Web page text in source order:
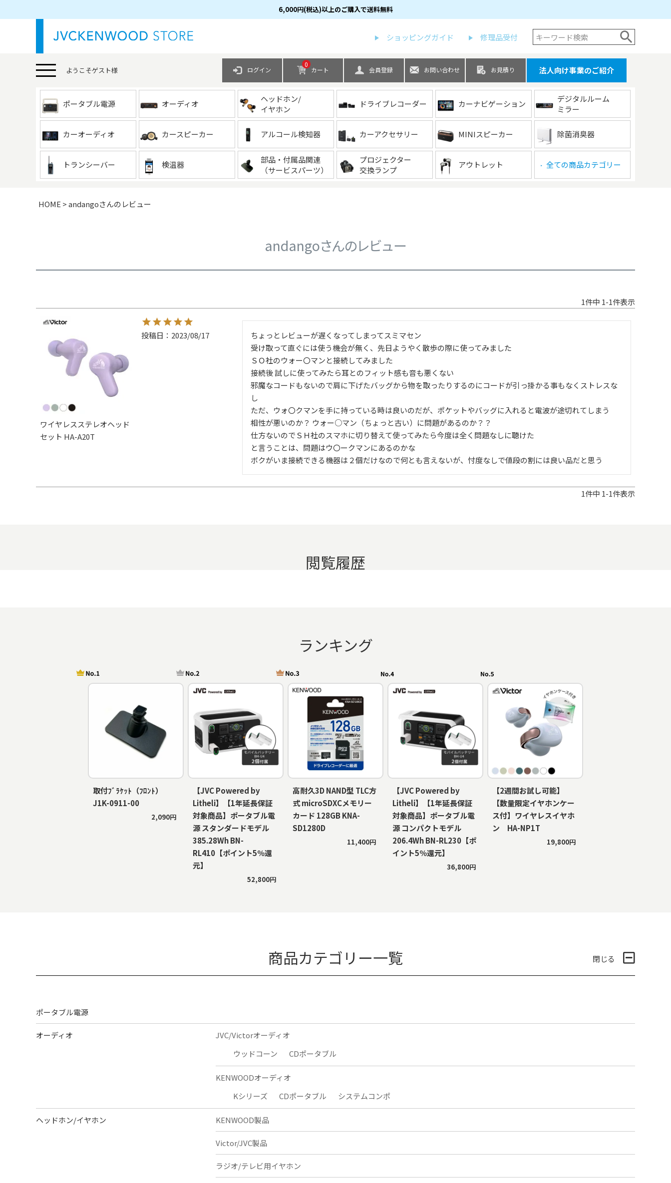
6,000円(税込)以上のご購入で送料無料
ショッピングガイド 修理品受付
検索
ようこそゲスト様 ログイン
0
カート 会員登録 お問い合わせ お見積り 法人向け事業のご紹介
ポータブル電源 オーディオ
ヘッドホン/
イヤホン
ドライブレコーダー カーナビゲーション
デジタルルーム
ミラー
カーオーディオ カースピーカー アルコール検知器 カーアクセサリー MINIスピーカー 除菌消臭器
トランシーバー 検温器
部品・付属品関連
（サービスパーツ）
プロジェクター
交換ランプ
アウトレット ▶ 全ての商品カテゴリー
HOME andangoさんのレビュー
andangoさんのレビュー
1件中 1-1件表示
ワイヤレスステレオヘッド
セット HA-A20T
投稿日 2023/08/17
ちょっとレビューが遅くなってしまってスミマセン
受け取って直ぐには使う機会が無く、先日ようやく散歩の際に使ってみました
ＳＯ社のウォー〇マンと接続してみました
接続後 試しに使ってみたら耳とのフィット感も音も悪くない
邪魔なコードもないので肩に下げたバッグから物を取ったりするのにコードが引っ掛かる事もなくストレスな
し
ただ、ウォ〇クマンを手に持っている時は良いのだが、ポケットやバッグに入れると電波が途切れてしまう
相性が悪いのか？ ウォー○マン（ちょっと古い）に問題があるのか？？
仕方ないのでＳＨ社のスマホに切り替えて使ってみたら今度は全く問題なしに聴けた
と言うことは、問題はウ〇ークマンにあるのかな
ボクがいま接続できる機器は２個だけなので何とも言えないが、忖度なしで値段の割には良い品だと思う
1件中 1-1件表示
閲覧履歴
ランキング
取付ﾌﾞﾗｹｯﾄ（ﾌﾛﾝﾄ）
J1K-0911-00
2,090円
【JVC Powered by
Litheli】【1年延長保証
対象商品】ポータブル電
源 スタンダードモデル
385.28Wh BN-
RL410【ポイント5％還
元】
52,800円
高耐久3D NAND型 TLC方
式 microSDXCメモリー
カード 128GB KNA-
SD1280D
11,400円
【JVC Powered by
Litheli】【1年延長保証
対象商品】ポータブル電
源 コンパクトモデル
206.4Wh BN-RL230【ポ
イント5％還元】
36,800円
【2週間お試し可能】
【数量限定イヤホンケー
ス付】ワイヤレスイヤホ
ン HA-NP1T
19,800円
商品カテゴリー一覧
ポータブル電源
オーディオ
JVC/Victorオーディオ
ウッドコーン
CDポータブル
KENWOODオーディオ
Kシリーズ
CDポータブル システムコンポ
ヘッドホン/イヤホン KENWOOD製品
Victor/JVC製品
ラジオ/テレビ用イヤホン